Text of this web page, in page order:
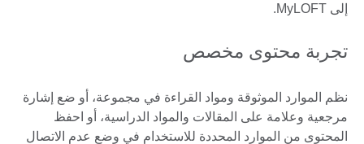
إلى MyLOFT.
تجربة محتوى مخصص
نظم الموارد الموثوقة ومواد القراءة في مجموعة، أو ضع إشارة
مرجعية وعلامة على المقالات والمواد الدراسية، أو احفظ
المحتوى من الموارد المحددة للاستخدام في وضع عدم الاتصال